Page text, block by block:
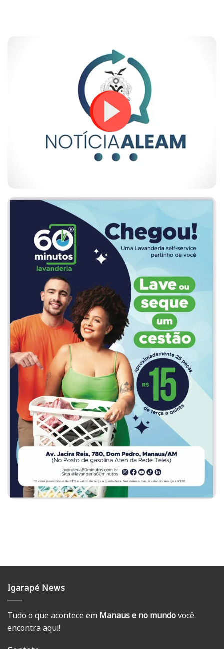
Igarapé News
Tudo o que acontece em Manaus e no mundovocê
encontra aqui!